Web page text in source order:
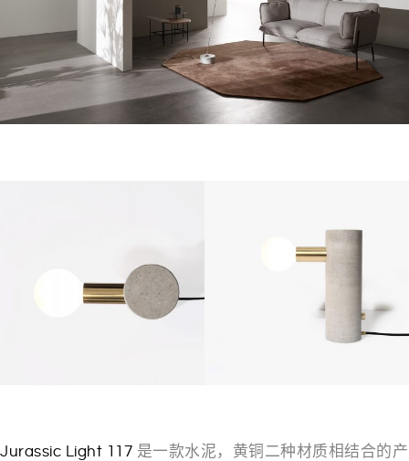
Jurassic Light 117 是一款水泥，黄铜二种材质相结合的产